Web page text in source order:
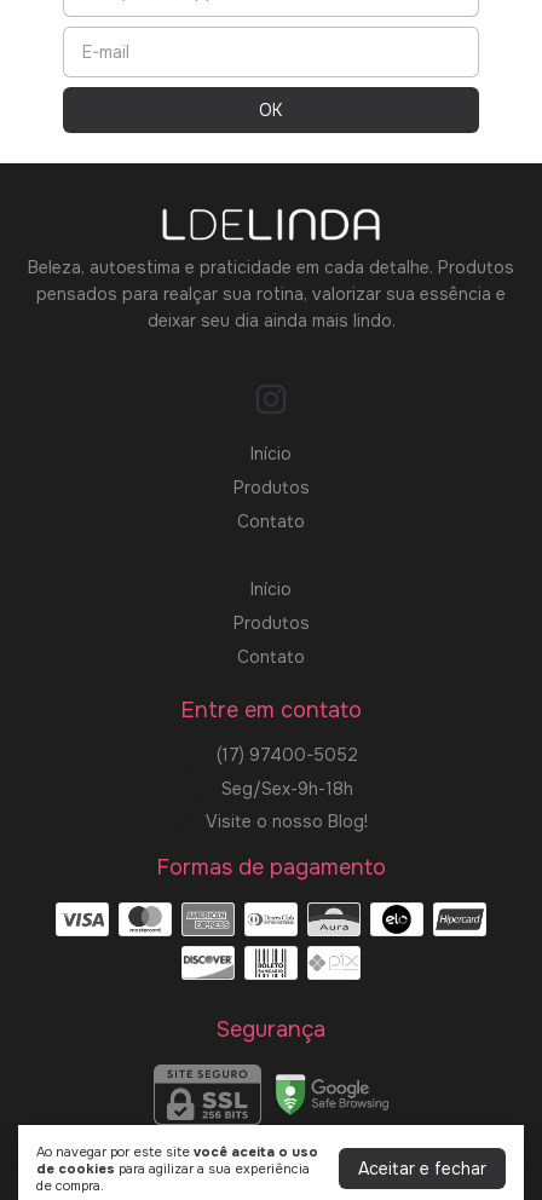
Ao navegar por este site você aceita o uso
de cookies para agilizar a sua experiência
de compra.
Aceitar e fechar
Beleza, autoestima e praticidade em cada detalhe. Produtos
pensados para realçar sua rotina, valorizar sua essência e
deixar seu dia ainda mais lindo.
Início
Produtos
Contato
Início
Produtos
Contato
Entre em contato
(17) 97400-5052
Seg/Sex-9h-18h
Visite o nosso Blog!
Formas de pagamento
Segurança